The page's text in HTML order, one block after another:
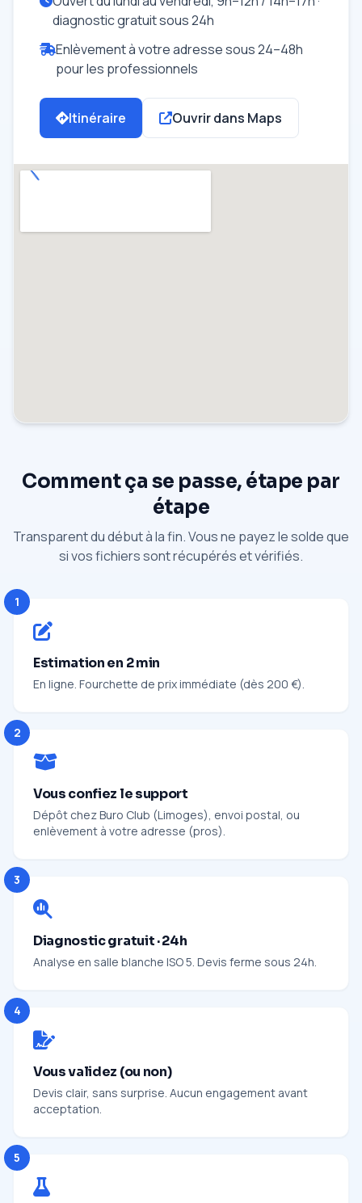
diagnostic gratuit sous 24h
Enlèvement à votre adresse sous 24–48h
pour les professionnels
Itinéraire Ouvrir dans Maps
Comment ça se passe, étape par
étape
Transparent du début à la fin. Vous ne payez le solde que
si vos fichiers sont récupérés et vérifiés.
1
Estimation en 2 min
En ligne. Fourchette de prix immédiate (dès 200 €).
2
Vous confiez le support
Dépôt chez Buro Club (Limoges), envoi postal, ou
enlèvement à votre adresse (pros).
3
Diagnostic gratuit · 24h
Analyse en salle blanche ISO 5. Devis ferme sous 24h.
4
Vous validez (ou non)
Devis clair, sans surprise. Aucun engagement avant
acceptation.
5